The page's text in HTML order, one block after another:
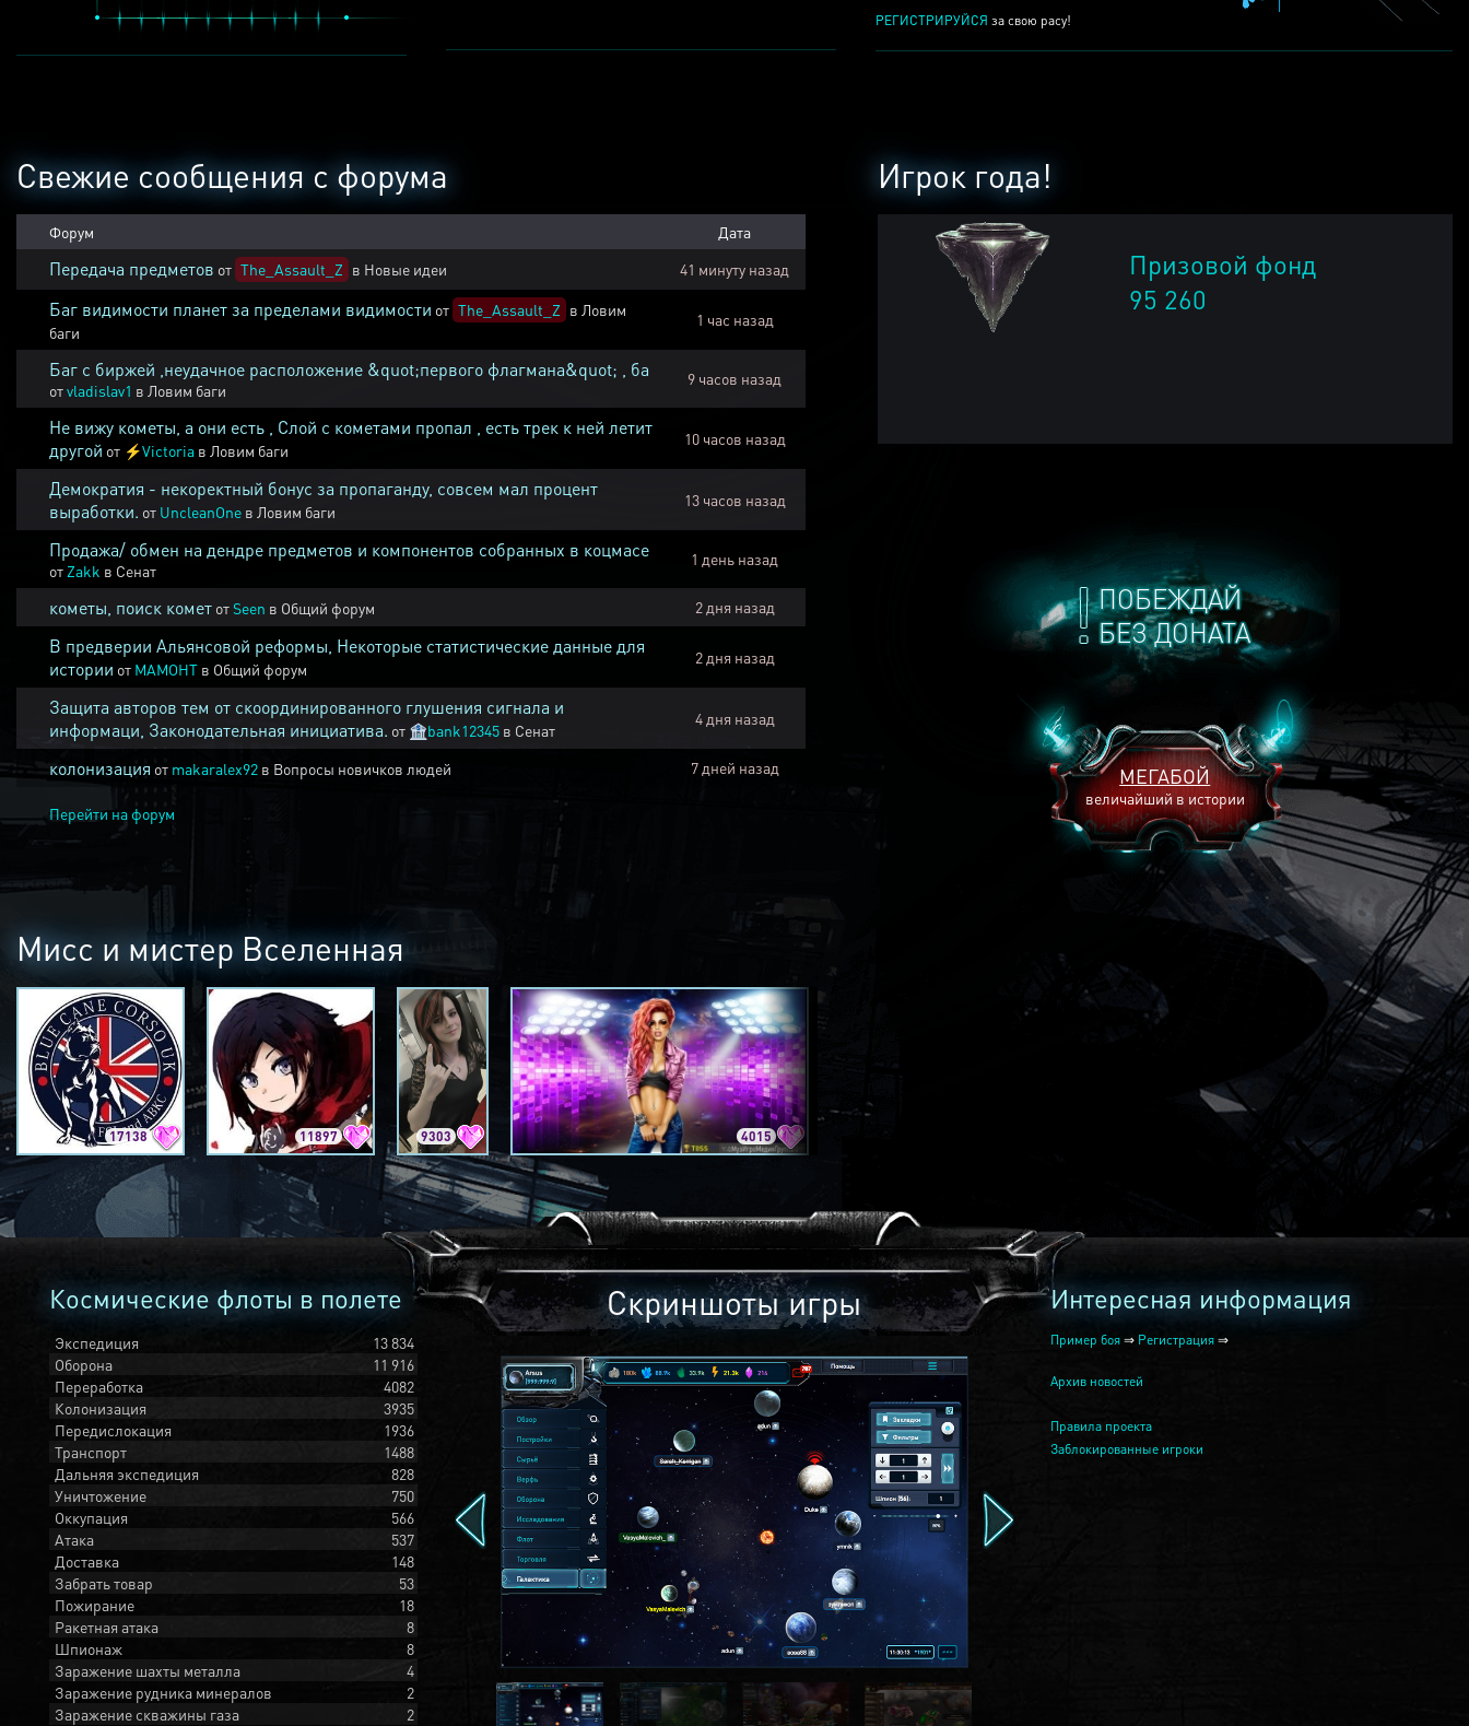
РЕГИСТРИРУЙСЯ за свою расу!
ПОБЕЖДАЙ
БЕЗ ДОНАТА
МЕГАБОЙ
величайший в истории
Игрок года!
Призовой фонд
95 260
Свежие сообщения с форума
Форум Дата
Передача предметов от The_Assault_Z в Новые идеи 41 минуту назад
Баг видимости планет за пределами видимости от The_Assault_Z в Ловим
баги
1 час назад
Баг с биржей ,неудачное расположение &quot;первого флагмана&quot; , ба
отvladislav1 в Ловим баги
9 часов назад
Не вижу кометы, а они есть , Слой с кометами пропал , есть трек к ней летит
другой от ⚡Victoria в Ловим баги
10 часов назад
Демократия - некоректный бонус за пропаганду, совсем мал процент
выработки. от UncleanOne в Ловим баги
13 часов назад
Продажа/ обмен на дендре предметов и компонентов собранных в коцмасе
от Zakk в Сенат
1 день назад
кометы, поиск комет отSeen в Общий форум 2 дня назад
В предверии Альянсовой реформы, Некоторые статистические данные для
истории от MAMOHT в Общий форум
2 дня назад
Защита авторов тем от скоординированного глушения сигнала и
информаци, Законодательная инициатива. от 🏦bank12345 в Сенат
4 дня назад
колонизация от makaralex92 в Вопросы новичков людей 7 дней назад
Перейти на форум
Мисс и мистер Вселенная
17138 11897 9303 4015 2240
Космические флоты в полете
Экспедиция
13 834
Оборона
11 916
Переработка
4082
Колонизация
3935
Передислокация
1936
Транспорт
1488
Дальняя экспедиция
828
Уничтожение
750
Оккупация
566
Атака
537
Доставка
148
Забрать товар
53
Пожирание
18
Ракетная атака
8
Шпионаж
8
Заражение шахты металла
4
Заражение рудника минералов
2
Заражение скважины газа
2
Скриншоты игры Интересная информация
Пример боя ⇒ Регистрация ⇒
Архив новостей
Правила проекта
Заблокированные игроки